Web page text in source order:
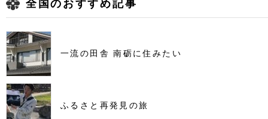
全国のおすすめ記事
一流の田舎 南砺に住みたい
ふるさと再発見の旅